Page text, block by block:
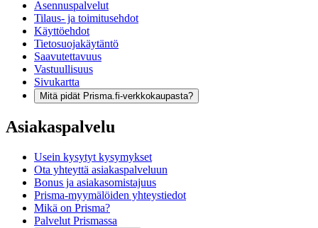
Asennuspalvelut
Tilaus- ja toimitusehdot
Käyttöehdot
Tietosuojakäytäntö
Saavutettavuus
Vastuullisuus
Sivukartta
Mitä pidät Prisma.fi-verkkokaupasta?
Asiakaspalvelu
Usein kysytyt kysymykset
Ota yhteyttä asiakaspalveluun
Bonus ja asiakasomistajuus
Prisma-myymälöiden yhteystiedot
Mikä on Prisma?
Palvelut Prismassa